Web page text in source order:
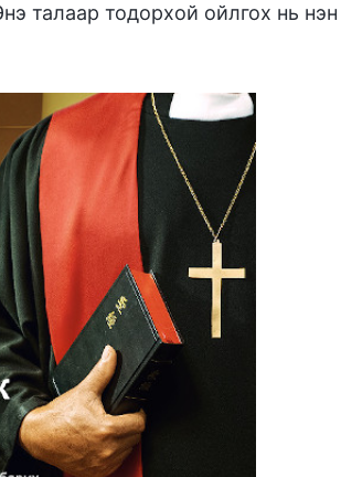
талаар тодорхой ойлгох нь нэн